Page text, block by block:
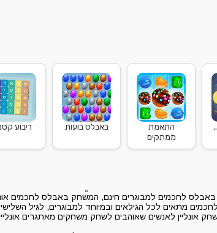
התאמת
ממתקים
באבלס בועות ריבוע
לחכמים למבוגרים חינם, המשחק באבלס לחכמים
מתאים לכל הגילאים ובמיוחד למבוגרים, לגיל
אונליין לאנשים שאוהבים לשחק משחקים מאתגרים